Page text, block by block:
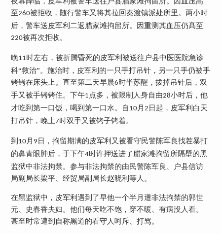
至260被拒收，随行警车又将其拉回秦渡镇派处所里。两小时
后，警车送皮军利二返腊家滩拘留所。因重测其血压仍髙至
220被再次拒收。
晚11 时左右，被折腾昏死的皮军利被送往户县中医医院急诊
科“救治”。施治时，皮军利的一只手打吊针，另一只手仍被手
铐铐在床头上。直至第二天早晨6 时半苏醒，拔掉吊针后，双
手又被手铐铐住。下午1 点多，被限制人身自由28小时后，他
才吃到第一口饭，喝到第一口水。自 10月 2 日起，皮军利白天
打吊针，晚上7 时双手又被铐子铐着。
到 10月 9 日，拘留期满的皮军利又被看守民警陈军良找茬暴打
的鼻青眼肿后，于下午4时许押送进了腊家滩拘留所隔壁的黑
监狱中非法拘禁。参与非法拘禁的由民警陈军良、户县信访
局副局长梁平、经贸局副局长赵晓利等人。
在黑监狱中，皮军利遇到了早他一个半月遭非法拘禁的郭世
元、史春香夫妇。他们每天吃不饱，穿不暖、有病没人看。
甚至时常遭到自称黑道的看守人呵斥、打骂。